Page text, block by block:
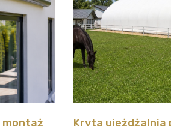
montaż Kryta ujeżdżalnia